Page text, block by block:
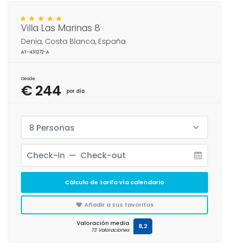
Villa Las Marinas 8
Denia, Costa Blanca, España
AT-431272-A
Desde
€ 244 por día
8 Personas
Cálculo de tarifa vía calendario
Añadir a sus favoritos
Valoración media
73 Valoraciones 8,2